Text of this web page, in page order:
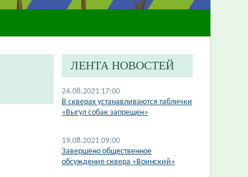
ЛЕНТА НОВОСТЕЙ
24.08.2021 17:00
В скверах устанавливаются таблички
«Выгул собак запрещен»
19.08.2021 09:00
Завершено общественное
обсуждение сквера «Воинский»